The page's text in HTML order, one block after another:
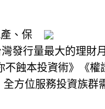
、保
發行量最大的理財
不蝕本投資術》《權
方位服務投資族群